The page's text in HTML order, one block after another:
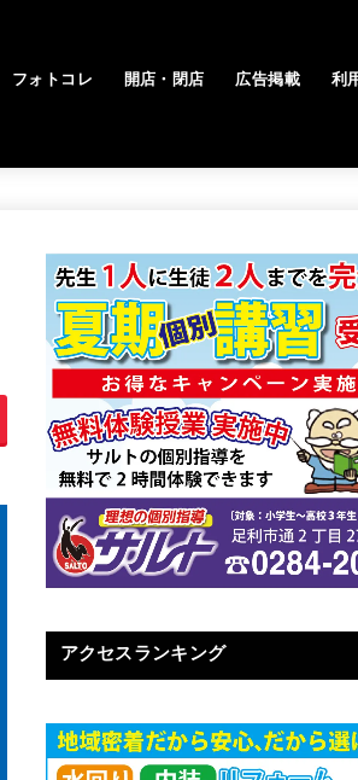
フォトコレ 開店・閉店 広告掲載 利
アクセスランキング